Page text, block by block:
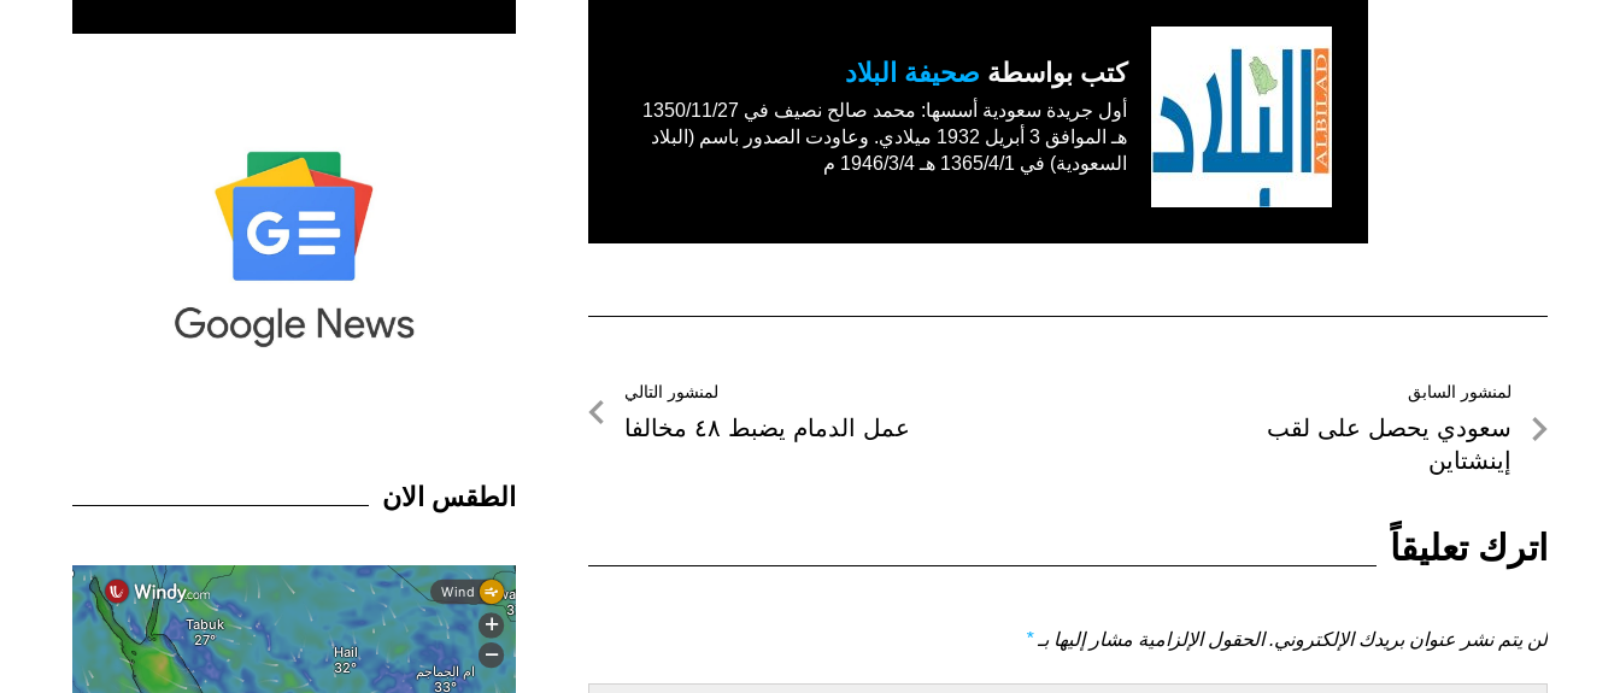
كتب بواسطة صحيفة البلاد
أول جريدة سعودية أسسها: محمد صالح نصيف في 1350/11/27
هـ الموافق 3 أبريل 1932 ميلادي. وعاودت الصدور باسم (البلاد
السعودية) في 1365/4/1 هـ 1946/3/4 م
تصفّح
المقالات
لمنشور السابق
لمنشور
السابق
سعودي يحصل على لقب
إينشتاين
لمنشور التالي
لمنشور
عمل الدمام يضبط ٤٨ مخالفا
اترك تعليقاً
لن يتم نشر عنوان بريدك الإلكتروني. الحقول الإلزامية مشار إليها بـ*
الطقس الان